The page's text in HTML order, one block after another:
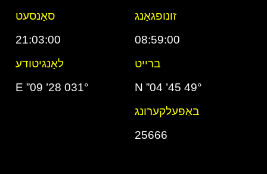
זונופגאַנג
סאַנסעט
08:59:00
21:03:00
ברייט
לאָנגיטודע
49° 45’ 04” N
031° 28’ 09” E
באַפעלקערונג
25666